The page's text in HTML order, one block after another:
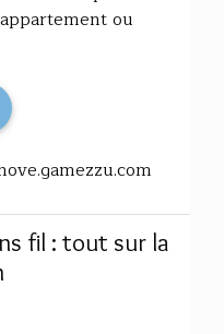
ou
fil : tout sur la